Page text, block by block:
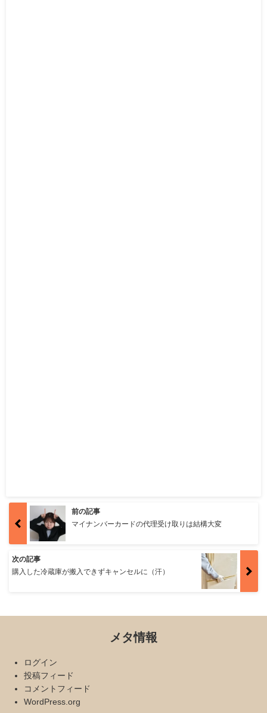
前の記事
マイナンバーカードの代理受け取りは結構大変
次の記事
購入した冷蔵庫が搬入できずキャンセルに（汗）
メタ情報
ログイン
投稿フィード
コメントフィード
WordPress.org